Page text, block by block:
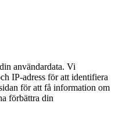
användardata. Vi
IP-adress för att identifiera
för att få information om
förbättra din